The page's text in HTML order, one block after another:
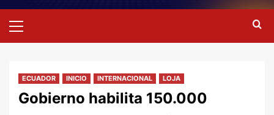
primario
ECUADOR INICIO INTERNACIONAL LOJA
Gobierno habilita 150.000